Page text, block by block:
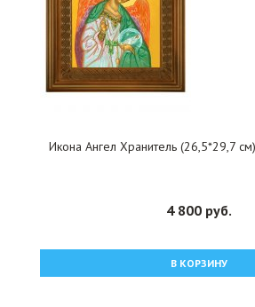
Икона Ангел Хранитель (26,5*29,7
4 800 руб.
В КОРЗИНУ